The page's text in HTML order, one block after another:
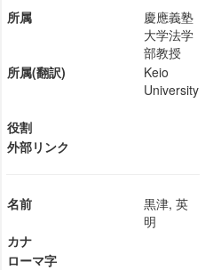
所属
慶應義塾
大学法学
部教授
所属(翻訳)
Keio
University
役割
外部リンク
名前
黒津, 英
明
カナ
ローマ字